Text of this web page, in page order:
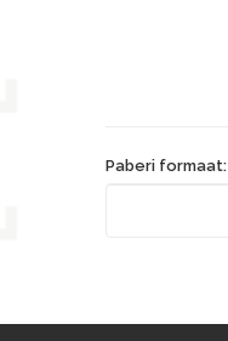
Paberi formaat: